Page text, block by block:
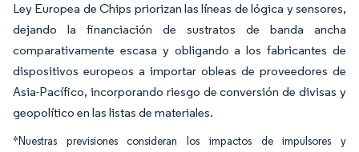
Ley Europea de Chips priorizan las líneas de lógica y sensores,
dejando la financiación de sustratos de banda ancha
comparativamente escasa y obligando a los fabricantes de
dispositivos europeos a importar obleas de proveedores de
Asia-Pacífico, incorporando riesgo de conversión de divisas y
geopolítico en las listas de materiales.
*Nuestras previsiones consideran los impactos de impulsores y